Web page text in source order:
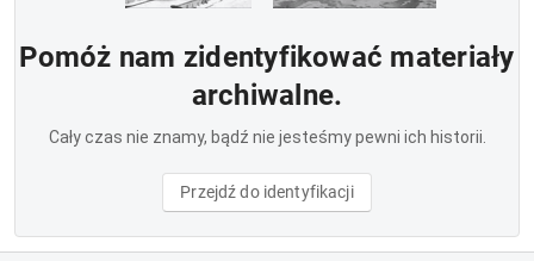
Pomóż nam zidentyfikować materiały
archiwalne.
Cały czas nie znamy, bądź nie jesteśmy pewni ich historii.
Przejdź do identyfikacji